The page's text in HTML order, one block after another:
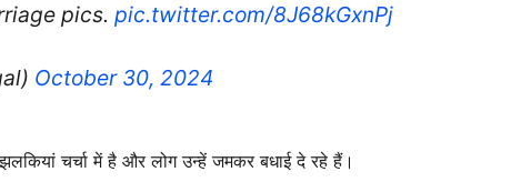
pics. pic.twitter.com/8J68kGxnPj
October 30, 2024
चर्चा में है और लोग उन्हें जमकर बधाई दे रहे हैं।